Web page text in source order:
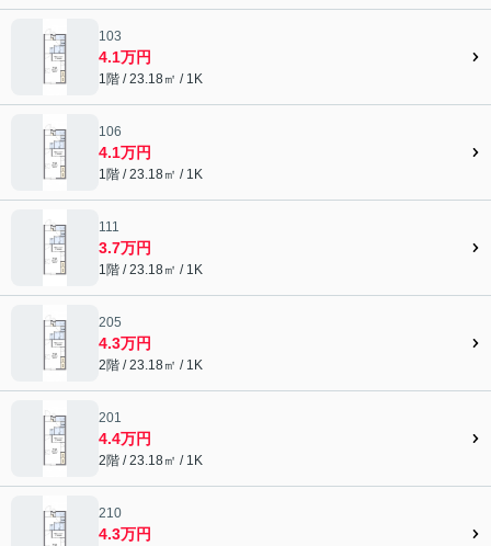
103
4.1万円
1階 / 23.18㎡ / 1K
106
4.1万円
1階 / 23.18㎡ / 1K
111
3.7万円
1階 / 23.18㎡ / 1K
205
4.3万円
2階 / 23.18㎡ / 1K
201
4.4万円
2階 / 23.18㎡ / 1K
210
4.3万円